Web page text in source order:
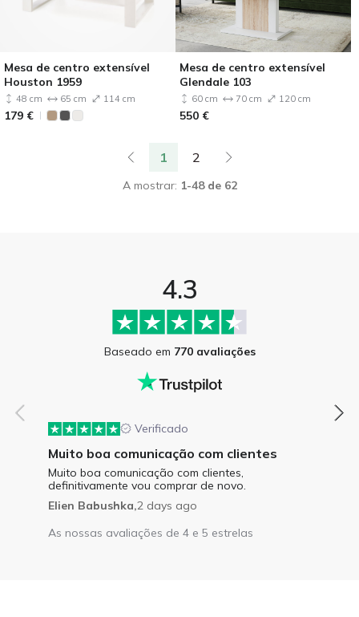
Mesa de centro extensível
Houston 1959
48 cm 65 cm 114 cm
179 €
Mesa de centro extensível
Glendale 103
60 cm 70 cm 120 cm
550 €
A mostrar: 1-48 de 62
1 2
4.3
Baseado em 770 avaliações
Verificado
Muito boa comunicação com clientes
Muito boa comunicação com clientes,
definitivamente vou comprar de novo.
Elien Babushka,2 days ago
As nossas avaliações de 4 e 5 estrelas